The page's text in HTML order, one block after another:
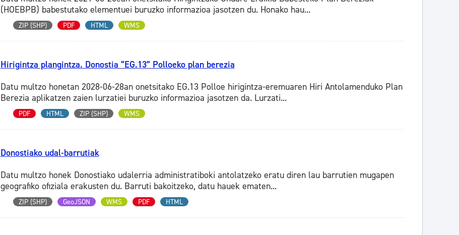
(HOEBPB) babestutako elementuei buruzko informazioa jasotzen du. Honako hau...
ZIP (SHP) PDF HTML WMS
Hirigintza plangintza. Donostia “EG.13” Polloeko plan berezia
Datu multzo honetan 2028-06-28an onetsitako EG.13 Polloe hirigintza-eremuaren Hiri Antolamenduko Plan
Berezia aplikatzen zaien lurzatiei buruzko informazioa jasotzen da. Lurzati...
PDF HTML ZIP (SHP) WMS
Donostiako udal-barrutiak
Datu multzo honek Donostiako udalerria administratiboki antolatzeko eratu diren lau barrutien mugapen
geografiko ofiziala erakusten du. Barruti bakoitzeko, datu hauek ematen...
ZIP (SHP) GeoJSON WMS PDF HTML